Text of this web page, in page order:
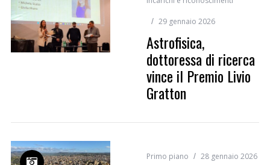
29 gennaio 2026
Astrofisica,
dottoressa di ricerca
vince il Premio Livio
Gratton
Primo piano 28 gennaio 2026